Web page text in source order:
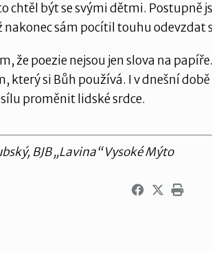
chtěl být se svými dětmi. Postupně
nakonec sám pocítil touhu odevzdat
že poezie nejsou jen slova na
který si Bůh používá. I v dnešní
proměnit lidské srdce.
BJB „Lavina“ Vysoké Mýto